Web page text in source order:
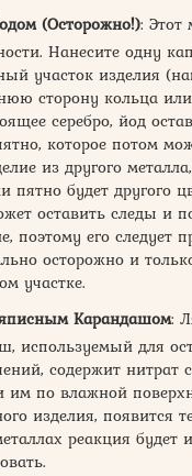
(Осторожно!): Этот
Нанесите одну
участок изделия
сторону кольца
серебро, йод
которое потом
из другого
пятно будет другого
оставить следы и
поэтому его следует
осторожно и
участке.
Карандашом:
используемый для
содержит нитрат
им по влажной
изделия, появится
реакция будет